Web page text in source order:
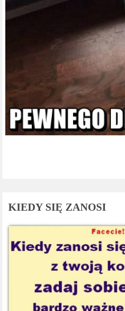
KIEDY SIĘ ZANOSI